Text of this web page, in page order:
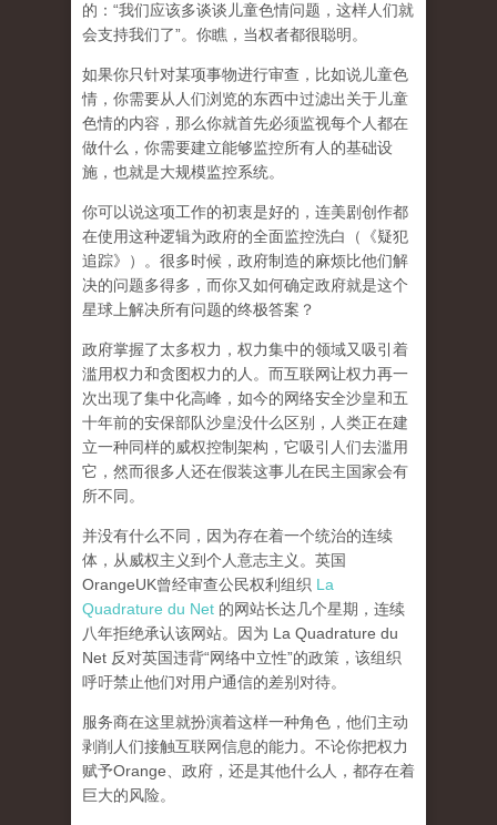
的：“我们应该多谈谈儿童色情问题，这样人们就
会支持我们了”。你瞧，当权者都很聪明。
如果你只针对某项事物进行审查，比如说儿童色
情，你需要从人们浏览的东西中过滤出关于儿童
色情的内容，那么你就首先必须监视每个人都在
做什么，你需要建立能够监控所有人的基础设
施，也就是大规模监控系统。
你可以说这项工作的初衷是好的，连美剧创作都
在使用这种逻辑为政府的全面监控洗白（《疑犯
追踪》）。 很多时候，政府制造的麻烦比他们解
决的问题多得多，而你又如何确定政府就是这个
星球上解决所有问题的终极答案？
政府掌握了太多权力，权力集中的领域又吸引着
滥用权力和贪图权力的人。而互联网让权力再一
次出现了集中化高峰， 如今的网络安全沙皇和五
十年前的安保部队沙皇没什么区别，人类正在建
立一种同样的威权控制架构，它吸引人们去滥用
它，然而很多人还在假装这事儿在民主国家会有
所不同。
并没有什么不同，因为存在着一个统治的连续
体，从威权主义到个人意志主义。英国
OrangeUK曾经审查公民权利组织 La
Quadrature du Net 的网站长达几个星期，连续
八年拒绝承认该网站。因为 La Quadrature du
Net 反对英国违背“网络中立性”的政策，该组织
呼吁禁止他们对用户通信的差别对待。
服务商在这里就扮演着这样一种角色，他们主动
剥削人们接触互联网信息的能力。不论你把权力
赋予Orange、政府，还是其他什么人，都存在着
巨大的风险。